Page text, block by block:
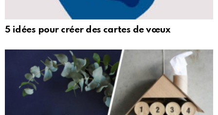
5 idées pour créer des cartes de vœux